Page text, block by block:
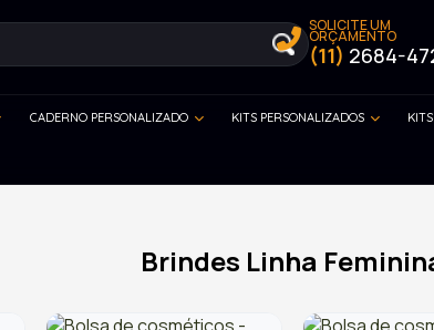
SOLICITE UM
ORÇAMENTO
(11) 2684-
CADERNO PERSONALIZADO KITS PERSONALIZADOS
Brindes Linha